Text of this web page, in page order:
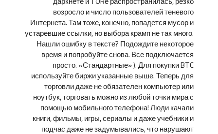
возросло и число пользователей теневого
Интернета. Там тоже, конечно, попадется мусор и
устаревшие ссылки, но выбора крамп не так много.
Нашли ошибку в тексте? Подождите некоторое
время и попробуйте снова. Все подключается
просто. «Стандартные» ). Для покупки BTC
используйте биржи указанные выше. Теперь для
торговли даже не обязателен компьютер или
ноутбук, торговать можно из любой точки мира с
помощью мобильного телефона! Люди качали
книги, фильмы, игры, сериалы и даже учебники и
подчас даже не задумывались, что нарушают